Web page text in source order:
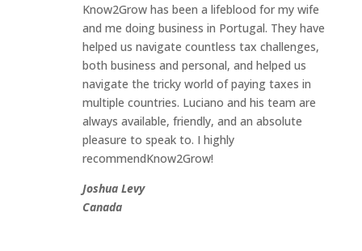
Know2Grow has been a lifeblood for my wife
and me doing business in Portugal. They have
helped us navigate countless tax challenges,
both business and personal, and helped us
navigate the tricky world of paying taxes in
multiple countries. Luciano and his team are
always available, friendly, and an absolute
pleasure to speak to. I highly
recommendKnow2Grow!
Joshua Levy
Canada